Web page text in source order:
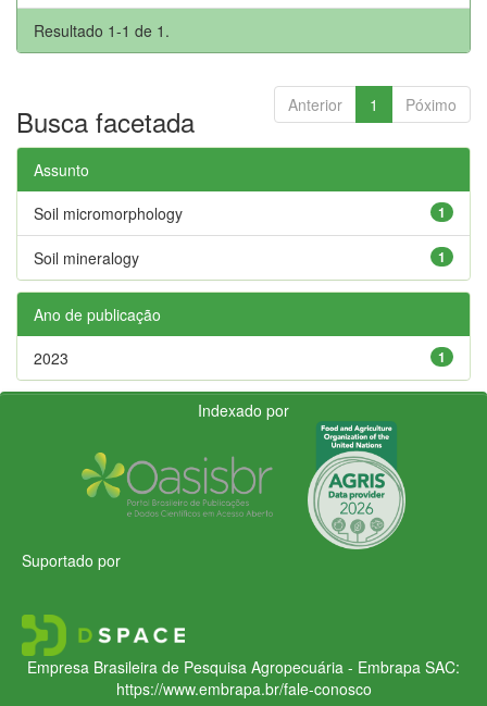
Resultado 1-1 de 1.
Anterior 1 Póximo
Busca facetada
Assunto
1
Soil micromorphology
1
Soil mineralogy
Ano de publicação
1
2023
Indexado por
Suportado por
Empresa Brasileira de Pesquisa Agropecuária - Embrapa SAC:
https://www.embrapa.br/fale-conosco